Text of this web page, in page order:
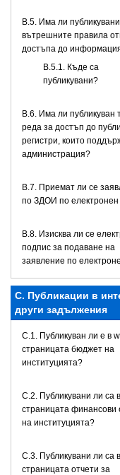
В.5. Има ли публикувани
вътрешните правила
достъпа до
В.5.1. Къде са
публикувани?
В.6. Има ли публикуван
реда за достъп до
регистри, които
администрация?
В.7. Приемат ли се
по ЗДОИ по
В.8. Изисква ли се
подпис за подаване на
заявление по
C. Публикации в
други задължения
C.1. Публикуван ли е в
страницата бюджет на
институцията?
C.2. Публикувани ли са
страницата финансови
на институцията?
C.3. Публикувани ли са
страницата отчети за